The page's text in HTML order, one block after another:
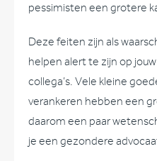
pessimisten een grotere
Deze feiten zijn als
helpen alert te zijn op
collega’s. Vele kleine
verankeren hebben een
daarom een paar
je een gezondere